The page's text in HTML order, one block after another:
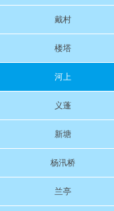
戴村
楼塔
河上
义蓬
新塘
杨汛桥
兰亭